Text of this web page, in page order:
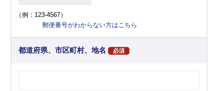
（例：123-4567）
郵便番号がわからない方はこちら
都道府県、市区町村、地名 必須